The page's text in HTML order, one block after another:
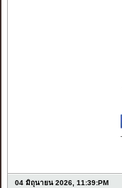
04 มิถุนายน 2026, 11:39:PM